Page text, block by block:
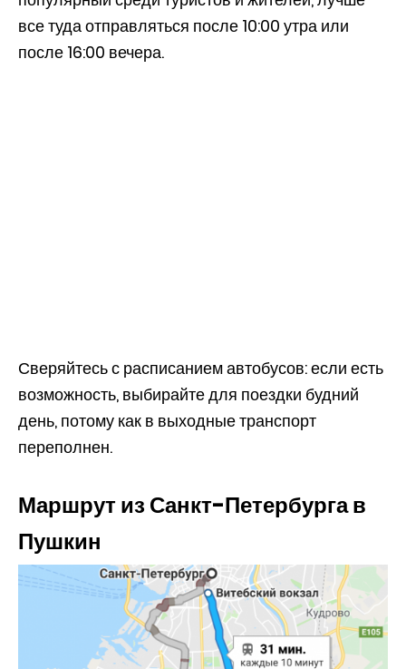
все туда отправляться после 10:00 утра или
после 16:00 вечера.
Сверяйтесь с расписанием автобусов: если есть
возможность, выбирайте для поездки будний
день, потому как в выходные транспорт
переполнен.
Маршрут из Санкт-Петербурга в
Пушкин